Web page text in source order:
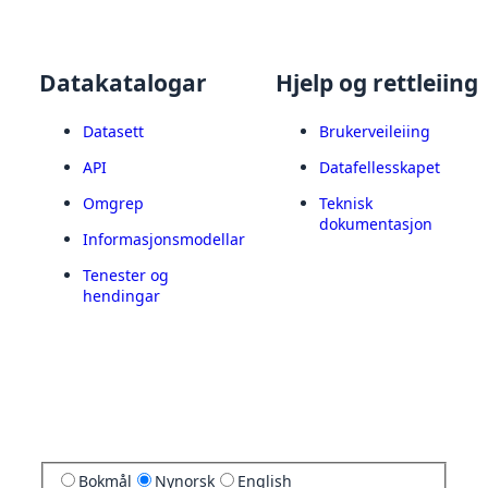
Datakatalogar
Datasett
API
Omgrep
Informasjonsmodellar
Tenester og
hendingar
Hjelp og rettleiing
Brukerveileiing
Datafellesskapet
Teknisk
dokumentasjon
Bokmål Nynorsk English